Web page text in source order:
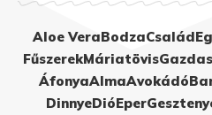
Aloe VeraBodzaCsalád
FűszerekMáriatövis
ÁfonyaAlmaAvokádó
DinnyeDióEper